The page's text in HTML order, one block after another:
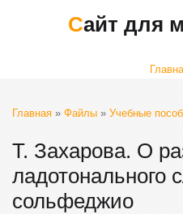
Сайт для
Главная » Файлы » Учебные
Т. Захарова. О
ладотонального
сольфеджио